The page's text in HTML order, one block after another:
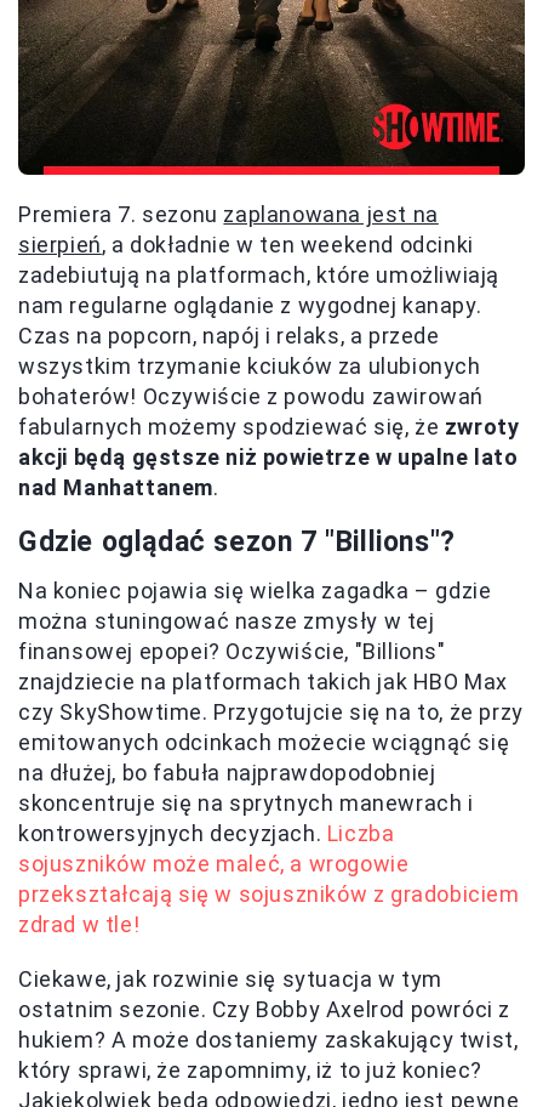
Premiera 7. sezonu zaplanowana jest na
sierpień, a dokładnie w ten weekend odcinki
zadebiutują na platformach, które umożliwiają
nam regularne oglądanie z wygodnej kanapy.
Czas na popcorn, napój i relaks, a przede
wszystkim trzymanie kciuków za ulubionych
bohaterów! Oczywiście z powodu zawirowań
fabularnych możemy spodziewać się, że zwroty
akcji będą gęstsze niż powietrze w upalne lato
nad Manhattanem.
Gdzie oglądać sezon 7 "Billions"?
Na koniec pojawia się wielka zagadka – gdzie
można stuningować nasze zmysły w tej
finansowej epopei? Oczywiście, "Billions"
znajdziecie na platformach takich jak HBO Max
czy SkyShowtime. Przygotujcie się na to, że przy
emitowanych odcinkach możecie wciągnąć się
na dłużej, bo fabuła najprawdopodobniej
skoncentruje się na sprytnych manewrach i
kontrowersyjnych decyzjach. Liczba
sojuszników może maleć, a wrogowie
przekształcają się w sojuszników z gradobiciem
zdrad w tle!
Ciekawe, jak rozwinie się sytuacja w tym
ostatnim sezonie. Czy Bobby Axelrod powróci z
hukiem? A może dostaniemy zaskakujący twist,
który sprawi, że zapomnimy, iż to już koniec?
Jakiekolwiek będą odpowiedzi, jedno jest pewne